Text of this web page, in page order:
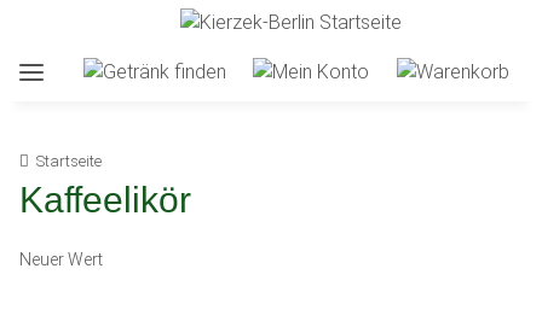
Startseite
Kaffeelikör
Neuer Wert